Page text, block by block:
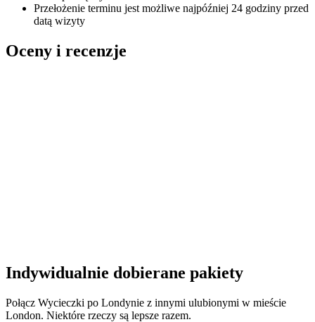
Przełożenie terminu jest możliwe najpóźniej 24 godziny przed
datą wizyty
Oceny i recenzje
Indywidualnie dobierane pakiety
Połącz Wycieczki po Londynie z innymi ulubionymi w mieście
London. Niektóre rzeczy są lepsze razem.